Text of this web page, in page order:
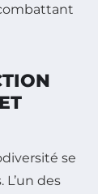
se
des